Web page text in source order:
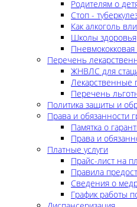
Родителям о
Стоп -
Как алкоголь
Школы здоровья
Перечень
ЖНВЛС для
Лекарственные
Перечень
Политика защиты и
Права и обязанности
Памятка о
Права и
Платные услуги
Прайс-лист на
Правила
Сведения о
График работы